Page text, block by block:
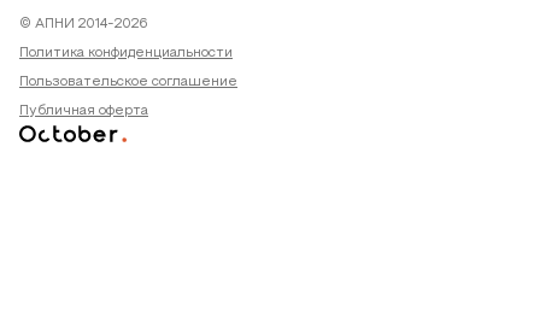
© АПНИ 2014-2026
Политика конфиденциальности
Пользовательское соглашение
Публичная оферта